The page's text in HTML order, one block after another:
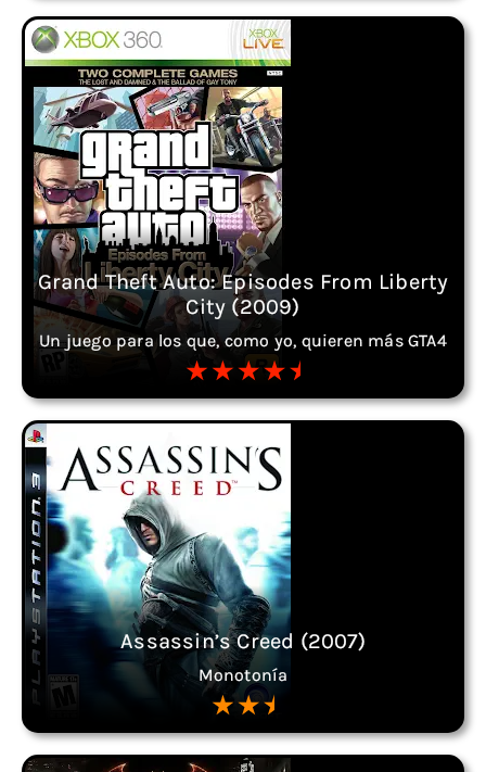
Grand Theft Auto: Episodes From Liberty
City (2009)
Un juego para los que, como yo, quieren más GTA4
Assassin’s Creed (2007)
Monotonía